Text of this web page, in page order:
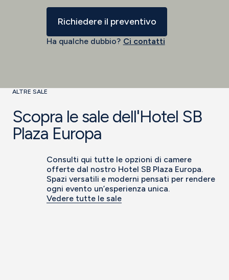
Richiedere il preventivo
Ha qualche dubbio? Ci contatti
ALTRE SALE
Scopra le sale dell'Hotel SB
Plaza Europa
Consulti qui tutte le opzioni di camere
offerte dal nostro Hotel SB Plaza Europa.
Spazi versatili e moderni pensati per rendere
ogni evento un’esperienza unica.
Vedere tutte le sale